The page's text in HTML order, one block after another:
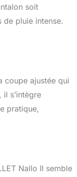
soit
de pluie intense.
coupe ajustée qui
s’intègre
pratique,
Nallo II semble